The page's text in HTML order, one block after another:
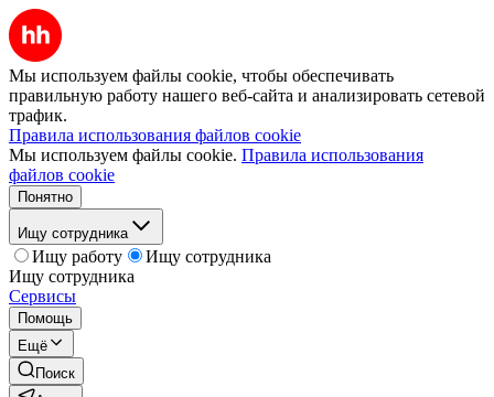
Мы используем файлы cookie, чтобы обеспечивать
правильную работу нашего веб-сайта и анализировать сетевой
трафик.
Правила использования файлов cookie
Мы используем файлы cookie. Правила использования
файлов cookie
Понятно
Ищу сотрудника
Ищу работу
Ищу сотрудника
Ищу сотрудника
Сервисы
Помощь
Ещё
Поиск